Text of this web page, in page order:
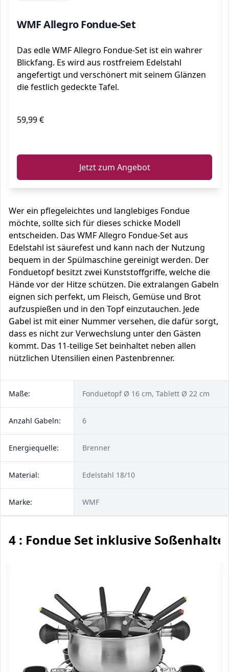
WMF Allegro Fondue-Set
Das edle WMF Allegro Fondue-Set ist ein wahrer
Blickfang. Es wird aus rostfreiem Edelstahl
angefertigt und verschönert mit seinem Glänzen
die festlich gedeckte Tafel.
59,99 €
Jetzt zum Angebot
Wer ein pflegeleichtes und langlebiges Fondue
möchte, sollte sich für dieses schicke Modell
entscheiden. Das WMF Allegro Fondue-Set aus
Edelstahl ist säurefest und kann nach der Nutzung
bequem in der Spülmaschine gereinigt werden. Der
Fonduetopf besitzt zwei Kunststoffgriffe, welche die
Hände vor der Hitze schützen. Die extralangen Gabeln
eignen sich perfekt, um Fleisch, Gemüse und Brot
aufzuspießen und in den Topf einzutauchen. Jede
Gabel ist mit einer Nummer versehen, die dafür sorgt,
dass es nicht zur Verwechslung unter den Gästen
kommt. Das 11-teilige Set beinhaltet neben allen
nützlichen Utensilien einen Pastenbrenner.
Maße: Fonduetopf Ø 16 cm, Tablett Ø 22 cm
Anzahl Gabeln: 6
Energiequelle: Brenner
Material: Edelstahl 18/10
Marke: WMF
4 : Fondue Set inklusive